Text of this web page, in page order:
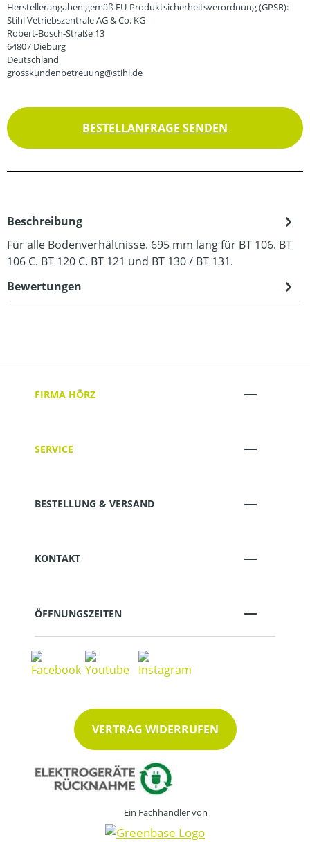
Herstellerangaben gemäß EU-Produktsicherheitsverordnung (GPSR):
Stihl Vetriebszentrale AG & Co. KG
Robert-Bosch-Straße 13
64807 Dieburg
Deutschland
grosskundenbetreuung@stihl.de
BESTELLANFRAGE SENDEN
Beschreibung
Für alle Bodenverhältnisse. 695 mm lang für BT 106. BT
106 C. BT 120 C. BT 121 und BT 130 / BT 131.
Bewertungen
FIRMA HÖRZ
SERVICE
BESTELLUNG & VERSAND
KONTAKT
ÖFFNUNGSZEITEN
VERTRAG WIDERRUFEN
Ein Fachhändler von